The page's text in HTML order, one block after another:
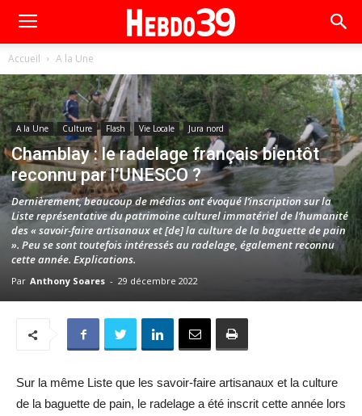
Accueil A la Une
A la Une Culture Flash Vie Locale Jura nord
Chamblay : le radelage français bientôt
reconnu par l’UNESCO ?
Dernièrement, beaucoup de médias ont évoqué l’inscription sur la
Liste représentative du patrimoine culturel immatériel de l’humanité
des « savoir-faire artisanaux et [de] la culture de la baguette de pain
». Peu se sont toutefois intéressés au radelage, également reconnu
cette année. Explications.
Par Anthony Soares - 29 décembre 2022
Sur la même Liste que les savoir-faire artisanaux et la culture
de la baguette de pain, le radelage a été inscrit cette année lors